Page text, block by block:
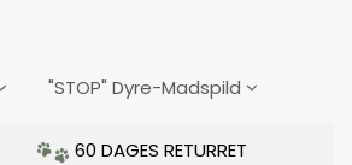
"STOP" Dyre-Madspild
60 DAGES RETURRET